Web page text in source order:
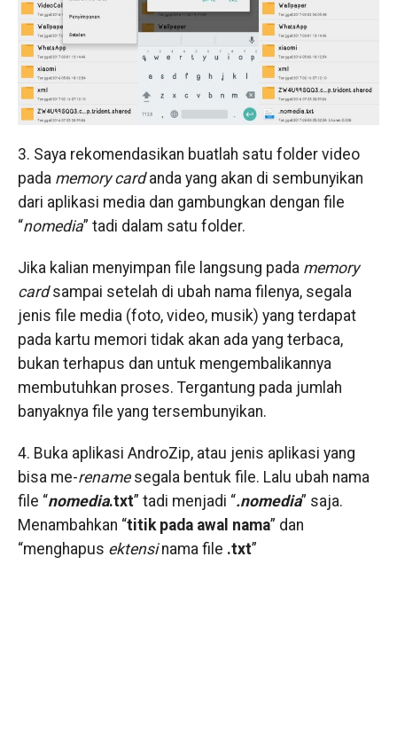
3. Saya rekomendasikan buatlah satu folder video
pada memory cardanda yang akan di sembunyikan
dari aplikasi media dan gambungkan dengan file
“nomedia” tadi dalam satu folder.
Jika kalian menyimpan file langsung pada memory
cardsampai setelah di ubah nama filenya, segala
jenis file media (foto, video, musik) yang terdapat
pada kartu memori tidak akan ada yang terbaca,
bukan terhapus dan untuk mengembalikannya
membutuhkan proses. Tergantung pada jumlah
banyaknya file yang tersembunyikan.
4. Buka aplikasi AndroZip, atau jenis aplikasi yang
bisa me-renamesegala bentuk file. Lalu ubah nama
file “nomedia.txt” tadi menjadi “.nomedia” saja.
Menambahkan “titik pada awal nama” dan
“menghapus ektensinama file .txt”